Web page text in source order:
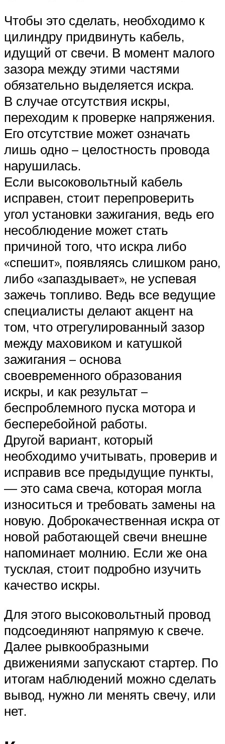
Чтобы это сделать, необходимо к
цилиндру придвинуть кабель,
идущий от свечи. В момент малого
зазора между этими частями
обязательно выделяется искра.
В случае отсутствия искры,
переходим к проверке напряжения.
Его отсутствие может означать
лишь одно – целостность провода
нарушилась.
Если высоковольтный кабель
исправен, стоит перепроверить
угол установки зажигания, ведь его
несоблюдение может стать
причиной того, что искра либо
«спешит», появляясь слишком рано,
либо «запаздывает», не успевая
зажечь топливо. Ведь все ведущие
специалисты делают акцент на
том, что отрегулированный зазор
между маховиком и катушкой
зажигания – основа
своевременного образования
искры, и как результат –
беспроблемного пуска мотора и
бесперебойной работы.
Другой вариант, который
необходимо учитывать, проверив и
исправив все предыдущие пункты,
— это сама свеча, которая могла
износиться и требовать замены на
новую. Доброкачественная искра от
новой работающей свечи внешне
напоминает молнию. Если же она
тусклая, стоит подробно изучить
качество искры.
Для этого высоковольтный провод
подсоединяют напрямую к свече.
Далее рывкообразными
движениями запускают стартер. По
итогам наблюдений можно сделать
вывод, нужно ли менять свечу, или
нет.